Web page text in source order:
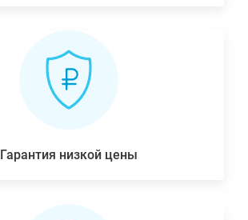
Гарантия низкой цены